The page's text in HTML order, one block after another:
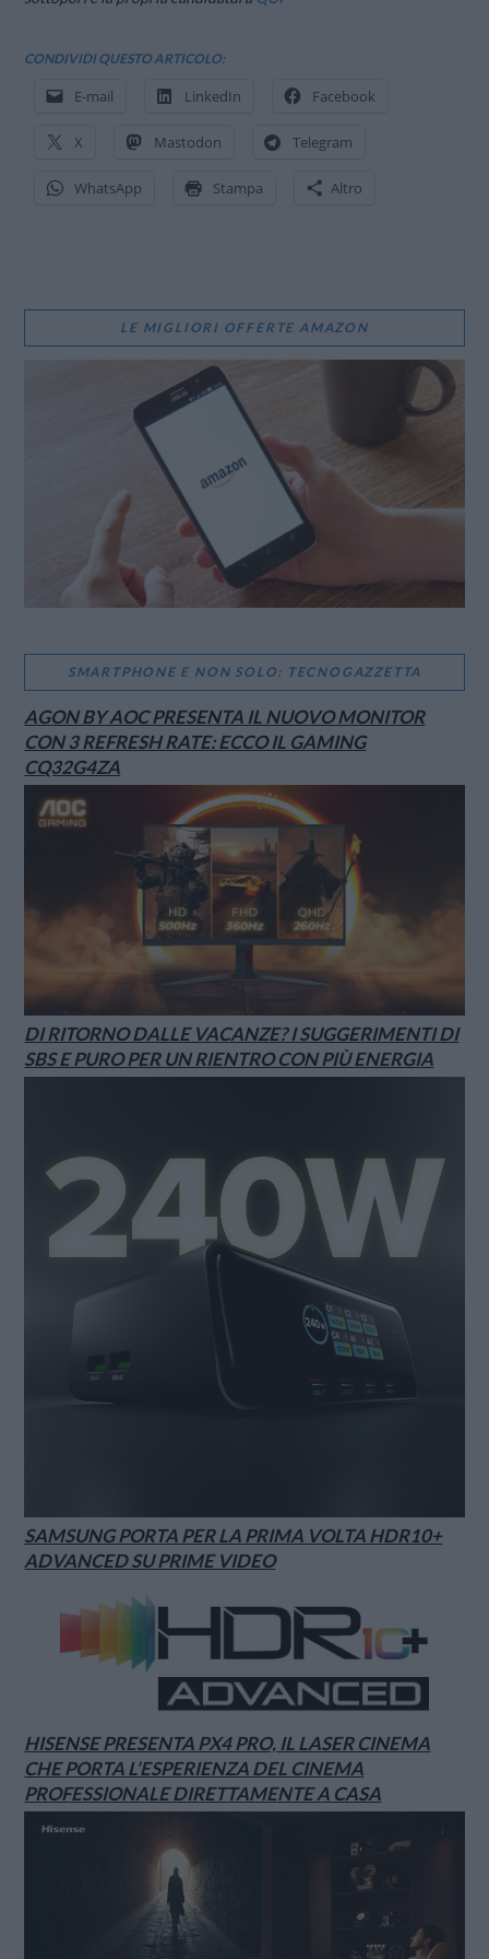
CONDIVIDI QUESTO ARTICOLO:
E-mail LinkedIn Facebook
X Mastodon Telegram
WhatsApp Stampa Altro
LE MIGLIORI OFFERTE AMAZON
SMARTPHONE E NON SOLO: TECNOGAZZETTA
AGON BY AOC PRESENTA IL NUOVO MONITOR
CON 3 REFRESH RATE: ECCO IL GAMING
CQ32G4ZA
DI RITORNO DALLE VACANZE? I SUGGERIMENTI DI
SBS E PURO PER UN RIENTRO CON PIÙ ENERGIA
SAMSUNG PORTA PER LA PRIMA VOLTA HDR10+
ADVANCED SU PRIME VIDEO
HISENSE PRESENTA PX4 PRO, IL LASER CINEMA
CHE PORTA L’ESPERIENZA DEL CINEMA
PROFESSIONALE DIRETTAMENTE A CASA